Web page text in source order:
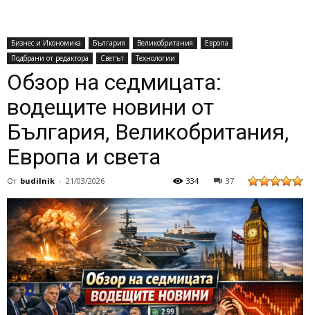
Бизнес и Икономика България Великобритания
Европа
Подбрани от редактора
Светът Технологии
Обзор на седмицата:
водещите новини от
България, Великобритания,
Европа и света
От budilnik - 21/03/2026 37
334